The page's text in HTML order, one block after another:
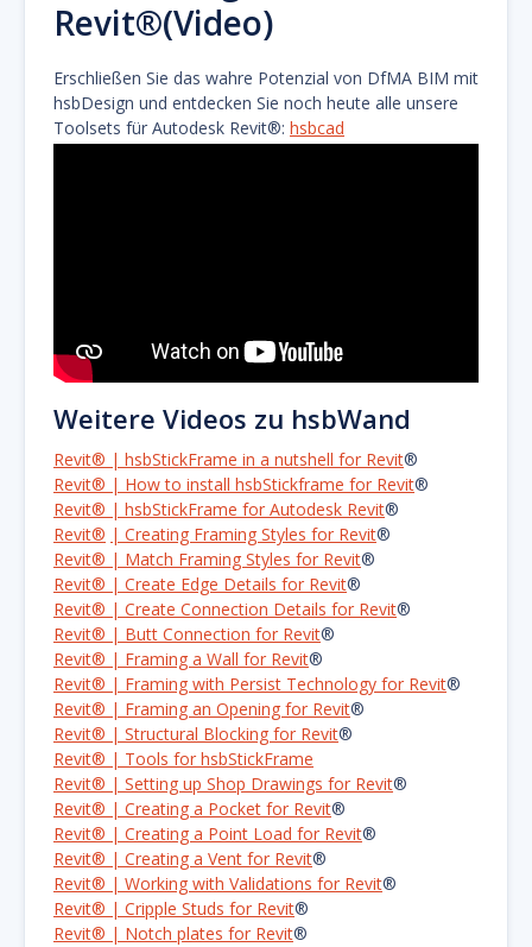
Revit®(Video)
Erschließen Sie das wahre Potenzial von DfMA BIM mit
hsbDesign und entdecken Sie noch heute alle unsere
Toolsets für Autodesk Revit®: hsbcad
Weitere Videos zu hsbWand
Revit® | hsbStickFrame in a nutshell for Revit®
Revit® | How to install hsbStickframe for Revit®
Revit® | hsbStickFrame for Autodesk Revit®
Revit® | Creating Framing Styles for Revit®
Revit® | Match Framing Styles for Revit®
Revit® | Create Edge Details for Revit®
Revit® | Create Connection Details for Revit®
Revit® | Butt Connection for Revit®
Revit® | Framing a Wall for Revit®
Revit® | Framing with Persist Technology for Revit®
Revit® | Framing an Opening for Revit®
Revit® | Structural Blocking for Revit®
Revit® | Tools for hsbStickFrame
Revit® | Setting up Shop Drawings for Revit®
Revit® | Creating a Pocket for Revit®
Revit® | Creating a Point Load for Revit®
Revit® | Creating a Vent for Revit®
Revit® | Working with Validations for Revit®
Revit® | Cripple Studs for Revit®
Revit® | Notch plates for Revit®